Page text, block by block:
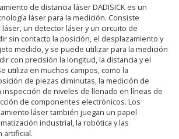
de distancia láser DADISICK es un
láser para la medición. Consiste
un detector láser y un circuito de
sin contacto la posición, el desplazamiento y
medido, y se puede utilizar para la medición
con precisión la longitud, la distancia y el
utiliza en muchos campos, como la
de piezas diminutas, la medición de
inspección de niveles de llenado en líneas de
de componentes electrónicos. Los
láser también juegan un papel
industrial, la robótica y las
artificial.